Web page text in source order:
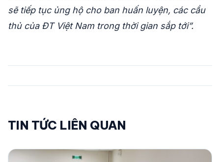
sẽ tiếp tục ủng hộ cho ban huấn luyện, các cầu
thủ của ĐT Việt Nam trong thời gian sắp tới”.
TIN TỨC LIÊN QUAN